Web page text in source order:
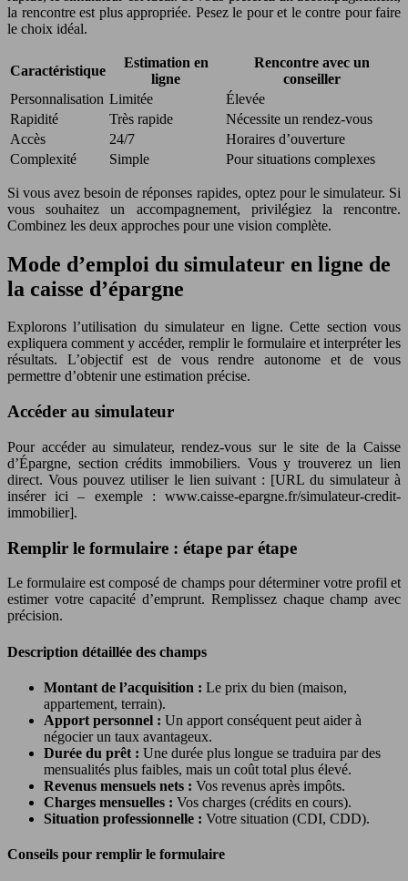
la rencontre est plus appropriée. Pesez le pour et le contre pour faire
le choix idéal.
Caractéristique
Estimation en
ligne
Rencontre avec un
conseiller
Personnalisation Limitée
Élevée
Rapidité
Très rapide
Nécessite un rendez-vous
Accès
24/7
Horaires d’ouverture
Complexité
Simple Pour situations complexes
Si vous avez besoin de réponses rapides, optez pour le simulateur. Si
vous souhaitez un accompagnement, privilégiez la rencontre.
Combinez les deux approches pour une vision complète.
Mode d’emploi du simulateur en ligne de
la caisse d’épargne
Explorons l’utilisation du simulateur en ligne. Cette section vous
expliquera comment y accéder, remplir le formulaire et interpréter les
résultats. L’objectif est de vous rendre autonome et de vous
permettre d’obtenir une estimation précise.
Accéder au simulateur
Pour accéder au simulateur, rendez-vous sur le site de la Caisse
d’Épargne, section crédits immobiliers. Vous y trouverez un lien
direct. Vous pouvez utiliser le lien suivant : [URL du simulateur à
insérer ici – exemple : www.caisse-epargne.fr/simulateur-credit-
immobilier].
Remplir le formulaire : étape par étape
Le formulaire est composé de champs pour déterminer votre profil et
estimer votre capacité d’emprunt. Remplissez chaque champ avec
précision.
Description détaillée des champs
Montant de l’acquisition : Le prix du bien (maison,
appartement, terrain).
Apport personnel : Un apport conséquent peut aider à
négocier un taux avantageux.
Durée du prêt : Une durée plus longue se traduira par des
mensualités plus faibles, mais un coût total plus élevé.
Revenus mensuels nets : Vos revenus après impôts.
Charges mensuelles : Vos charges (crédits en cours).
Situation professionnelle : Votre situation (CDI, CDD).
Conseils pour remplir le formulaire